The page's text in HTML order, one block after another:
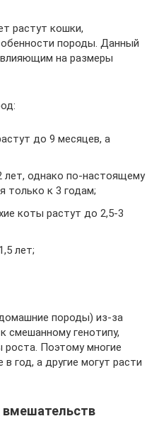
растут кошки,
породы. Данный
на размеры
до 9 месяцев, а
лет, однако по-настоящему
только к 3 годам;
коты растут до 2,5-3
лет;
породы) из-за
смешанному генотипу,
Поэтому многие
год, а другие могут расти
вмешательств